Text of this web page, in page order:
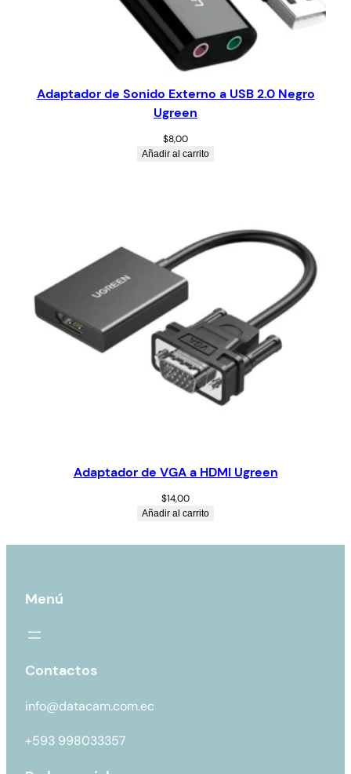
Adaptador de Sonido Externo a USB 2.0 Negro
Ugreen
$8,00
Añadir al carrito
Adaptador de VGA a HDMI Ugreen
$14,00
Añadir al carrito
Menú
Contactos
info@datacam.com.ec
+593 998033357